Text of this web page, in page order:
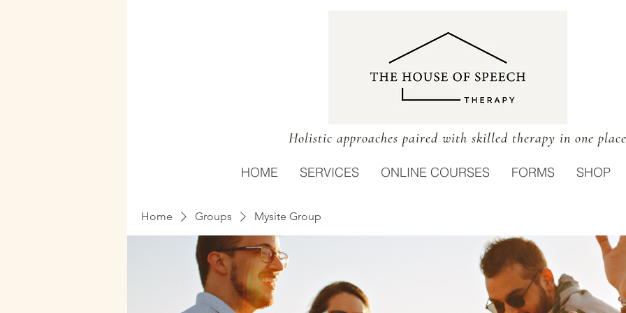
Holistic approaches paired with skilled therapy in one
HOME SERVICES ONLINE COURSES FORMS SHOP
Home Groups Mysite Group